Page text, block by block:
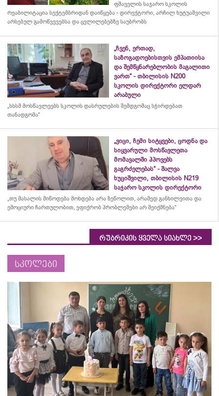
ფშაველის საჯარო სკოლის
რეაბილიტაცია სექტემბრიდან დაიწყება - დირექტორი, არჩილ ხუტუაშვილი
არსებულ გამოწვევებსა და ცვლილებებზე საუბრობს
„ჩვენ, ერთად,
საზოგადოებისთვის ემპათიისა
და შემწყნარებლობის მაგალითი
ვართ“ - თბილისის N200
სკოლის დირექტორი ელდარ
არაბული
„სსსმ მოსწავლეებს სკოლის დასრულების შემდგომაც სჭირდებათ
თანადგომა“
„ვიცი, ჩემი სიტყვები, ცოდნა და
სიყვარული მოსწავლეთა
მომავალში ჰპოვებს
გაგრძელებას“ - შალვა
ხუციშვილი, თბილისის N219
საჯარო სკოლის დირექტორი
„თუ მასალის მიწოდება მოხდება არა ზეწოლით, არამედ განხილვითა და
ემოციური ჩართულობით, ვფიქრობ პრობლემები არ შეიქმნება“
რუბრიკის ყველა სიახლე >>
სკოლები